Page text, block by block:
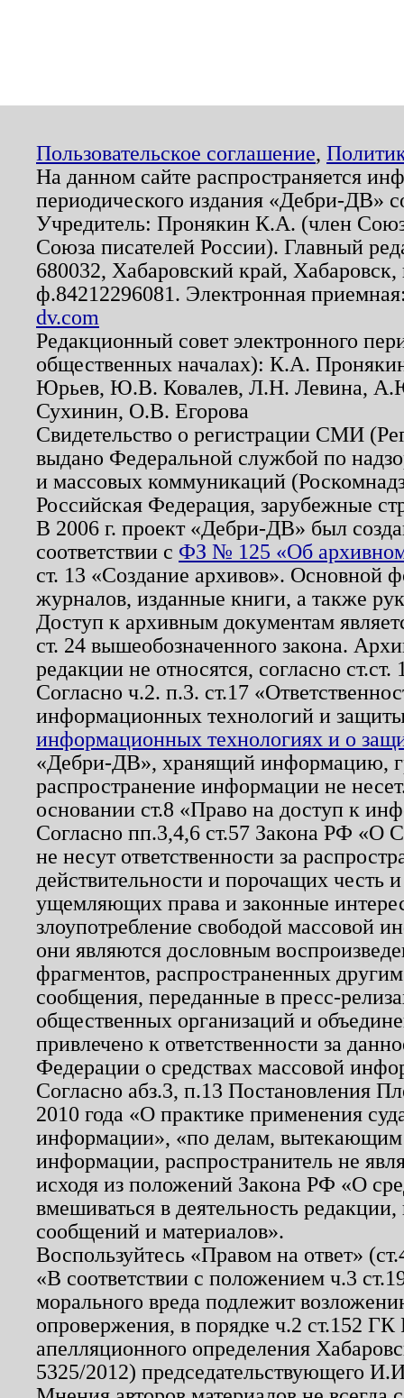
Пользовательское соглашение,
На данном сайте распространяется
периодического издания «Дебри-ДВ»
Учредитель: Пронякин К.А. (член
Союза писателей России). Главный
680032, Хабаровский край,
ф.84212296081. Электронная
dv.com
Редакционный совет электронного
общественных началах): К.А.
Юрьев, Ю.В. Ковалев, Л.Н. Левина,
Сухинин, О.В. Егорова
Свидетельство о регистрации СМИ
выдано Федеральной службой по
и массовых коммуникаций
Российская Федерация, зарубежные
В 2006 г. проект «Дебри-ДВ» был
соответствии с ФЗ № 125 «Об
ст. 13 «Создание архивов». Основной
журналов, изданные книги, а также
Доступ к архивным документам
ст. 24 вышеобозначенного закона.
редакции не относятся, согласно
Согласно ч.2. п.3. ст.17
информационных технологий и
информационных технологиях и о
«Дебри-ДВ», хранящий информацию,
распространение информации не
основании ст.8 «Право на доступ к
Согласно пп.3,4,6 ст.57 Закона РФ «О
не несут ответственности за
действительности и порочащих честь
ущемляющих права и законные
злоупотребление свободой массовой
они являются дословным
фрагментов, распространенных
сообщения, переданные в пресс-
общественных организаций и
привлечено к ответственности за
Федерации о средствах массовой
Согласно абз.3, п.13 Постановления
2010 года «О практике применения
информации», «по делам, вытекающим
информации, распространитель не
исходя из положений Закона РФ «О
вмешиваться в деятельность
сообщений и материалов».
Воспользуйтесь «Правом на ответ»
«В соответствии с положением ч.3
морального вреда подлежит
опровержения, в порядке ч.2 ст.152
апелляционного определения
5325/2012) председательствующего